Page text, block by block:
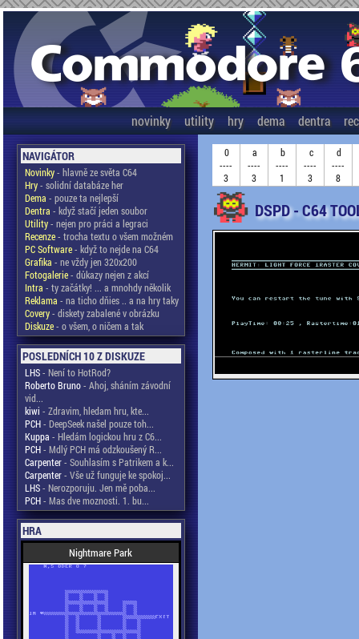
novinky utility hry dema dentra
NAVIGÁTOR
Novinky- hlavně ze světa C64
Hry- solidní databáze her
Dema - pouze ta nejlepší
Dentra - když stačí jeden soubor
Utility- nejen pro práci a legraci
Recenze- trocha textu o všem možném
PC Software- když to nejde na C64
Grafika - ne vždy jen 320x200
Fotogalerie- důkazy nejen z akcí
Intra - ty začátky! ... a mnohdy několik
Reklama - na ticho dňies .. a na hry taky
Covery- diskety zabalené v obrázku
Diskuze- o všem, o ničem a tak
POSLEDNÍCH 10 Z DISKUZE
LHS- Není to HotRod?
Roberto Bruno- Ahoj, sháním závodní
vid...
kiwi - Zdravim, hledam hru, kte...
PCH- DeepSeek našel pouze toh...
Kuppa - Hledám logickou hru z C6...
PCH- Mdlý PCH má odzkoušený R...
Carpenter- Souhlasím s Patrikem a k...
Carpenter- Vše už funguje ke spokoj...
LHS- Nerozporuju. Jen mě poba...
PCH- Mas dve moznosti. 1. bu...
HRA
Nightmare Park
0
----
3
a
----
3
b
----
1
c
----
3
d
----
8
DSPD - C64